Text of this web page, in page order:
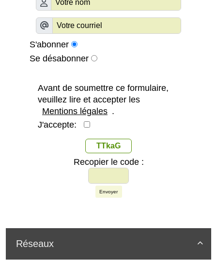
S'abonner
Se désabonner
Avant de soumettre ce formulaire,
veuillez lire et accepter les
Mentions légales .
J'accepte:
TTkaG
Recopier le code :
Envoyer

Réseaux